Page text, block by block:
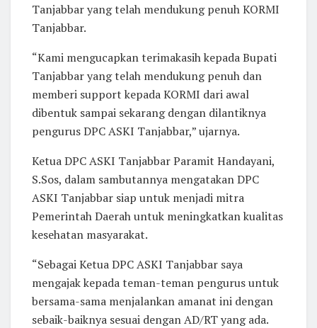
Tanjabbar yang telah mendukung penuh KORMI
Tanjabbar.
“Kami mengucapkan terimakasih kepada Bupati
Tanjabbar yang telah mendukung penuh dan
memberi support kepada KORMI dari awal
dibentuk sampai sekarang dengan dilantiknya
pengurus DPC ASKI Tanjabbar,” ujarnya.
Ketua DPC ASKI Tanjabbar Paramit Handayani,
S.Sos, dalam sambutannya mengatakan DPC
ASKI Tanjabbar siap untuk menjadi mitra
Pemerintah Daerah untuk meningkatkan kualitas
kesehatan masyarakat.
“Sebagai Ketua DPC ASKI Tanjabbar saya
mengajak kepada teman-teman pengurus untuk
bersama-sama menjalankan amanat ini dengan
sebaik-baiknya sesuai dengan AD/RT yang ada.